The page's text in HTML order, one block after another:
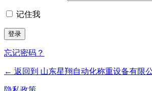
记住我
忘记密码？
← 返回到 山东星翔自动化称重设备有限